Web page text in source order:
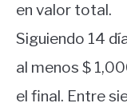
en valor total.
Siguiendo 14
al menos $
el final. Entre